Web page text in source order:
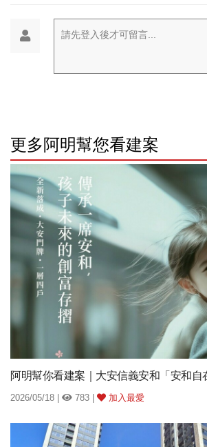
請先登入後才可留言...
更多阿明幫您看建案
阿明幫你看建案｜大安信義安和「安和自
2026/05/18 | 783 | 加入最愛